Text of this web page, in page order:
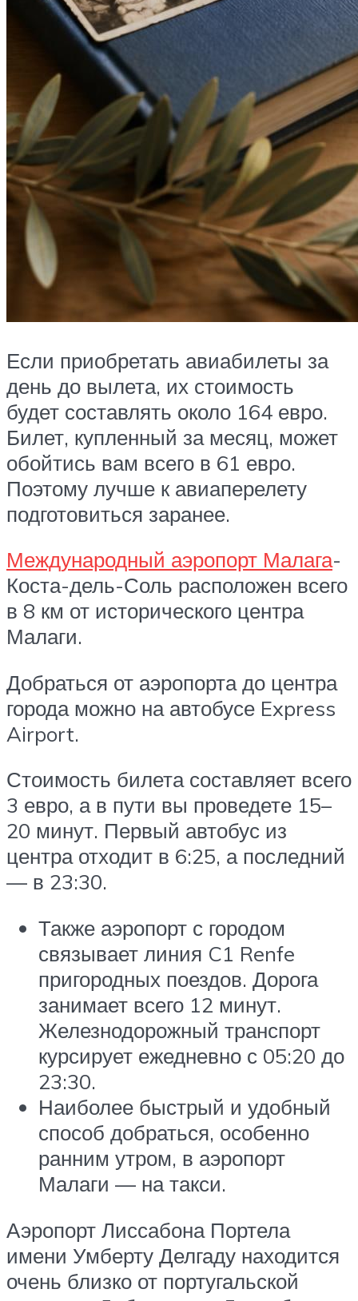
Если приобретать авиабилеты за
день до вылета, их стоимость
будет составлять около 164 евро.
Билет, купленный за месяц, может
обойтись вам всего в 61 евро.
Поэтому лучше к авиаперелету
подготовиться заранее.
Международный аэропорт Малага-
Коста-дель-Соль расположен всего
в 8 км от исторического центра
Малаги.
Добраться от аэропорта до центра
города можно на автобусе Express
Airport.
Стоимость билета составляет всего
3 евро, а в пути вы проведете 15–
20 минут. Первый автобус из
центра отходит в 6:25, а последний
— в 23:30.
Также аэропорт с городом
связывает линия C1 Renfe
пригородных поездов. Дорога
занимает всего 12 минут.
Железнодорожный транспорт
курсирует ежедневно с 05:20 до
23:30.
Наиболее быстрый и удобный
способ добраться, особенно
ранним утром, в аэропорт
Малаги — на такси.
Аэропорт Лиссабона Портела
имени Умберту Делгаду находится
очень близко от португальской